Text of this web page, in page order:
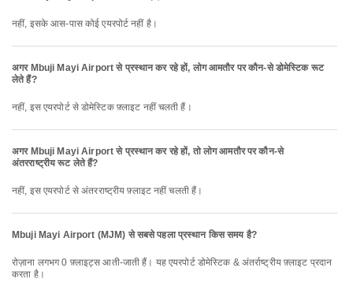
नहीं, इसके आस-पास कोई एयरपोर्ट नहीं है।
अगर Mbuji Mayi Airport से प्रस्थान कर रहे हों, लोग आमतौर पर कौन-से डोमेस्टिक रूट
लेते हैं?
नहीं, इस एयरपोर्ट से डोमेस्टिक फ़्लाइट नहीं चलती हैं।
अगर Mbuji Mayi Airport से प्रस्थान कर रहे हों, तो लोग आमतौर पर कौन-से
अंतरराष्ट्रीय रूट लेते हैं?
नहीं, इस एयरपोर्ट से अंतरराष्ट्रीय फ़्लाइट नहीं चलती हैं।
Mbuji Mayi Airport (MJM) से सबसे पहला प्रस्थान किस समय है?
रोज़ाना लगभग 0 फ़्लाइट्स आती-जाती हैं। यह एयरपोर्ट डोमेस्टिक & अंतर्राष्ट्रीय फ़्लाइट प्रदान
करता है।